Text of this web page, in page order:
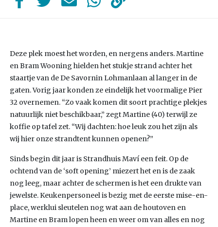
Deze plek moest het worden, en nergens anders. Martine
en Bram Wooning hielden het stukje strand achter het
staartje van de De Savornin Lohmanlaan al langer in de
gaten. Vorig jaar konden ze eindelijk het voormalige Pier
32 overnemen. “Zo vaak komen dit soort prachtige plekjes
natuurlijk niet beschikbaar,” zegt Martine (40) terwijl ze
koffie op tafel zet. “Wij dachten: hoe leuk zou het zijn als
wij hier onze strandtent kunnen openen?”
Sinds begin dit jaar is Strandhuis Maví een feit. Op de
ochtend van de ‘soft opening’ miezert het en is de zaak
nog leeg, maar achter de schermen is het een drukte van
jewelste. Keukenpersoneel is bezig met de eerste mise-en-
place, werklui sleutelen nog wat aan de houtoven en
Martine en Bram lopen heen en weer om van alles en nog